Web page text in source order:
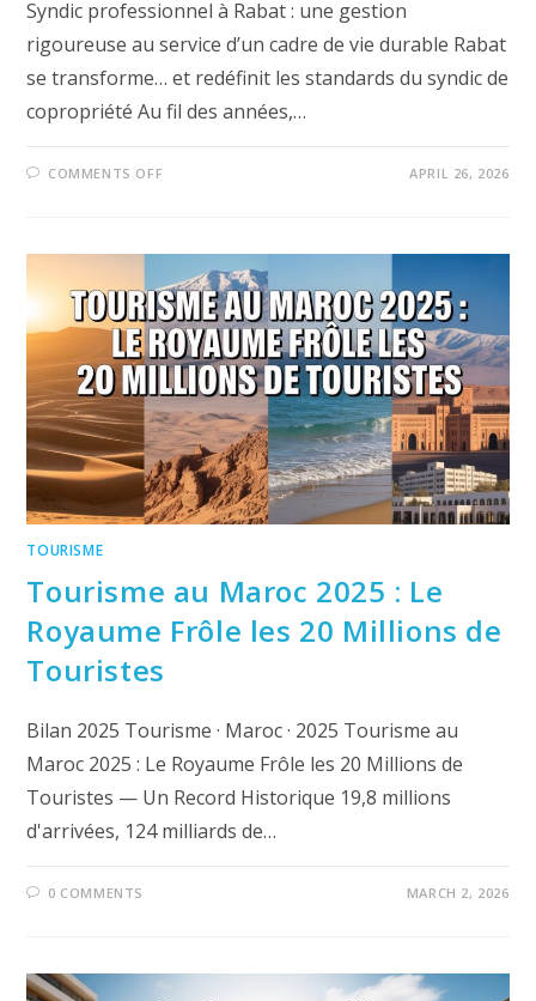
Syndic professionnel à Rabat : une gestion
rigoureuse au service d’un cadre de vie durable Rabat
se transforme… et redéfinit les standards du syndic de
copropriété Au fil des années,…
COMMENTS OFF
:
GESTION
RIGOUREUSE
AU
SERVICE
D’UN
CADRE
DE
VIE
DURABLE
2026
APRIL 26, 2026
TOURISME
Tourisme au Maroc 2025 : Le
Royaume Frôle les 20 Millions de
Touristes
Bilan 2025 Tourisme · Maroc · 2025 Tourisme au
Maroc 2025 : Le Royaume Frôle les 20 Millions de
Touristes — Un Record Historique 19,8 millions
d'arrivées, 124 milliards de…
0 COMMENTS MARCH 2, 2026